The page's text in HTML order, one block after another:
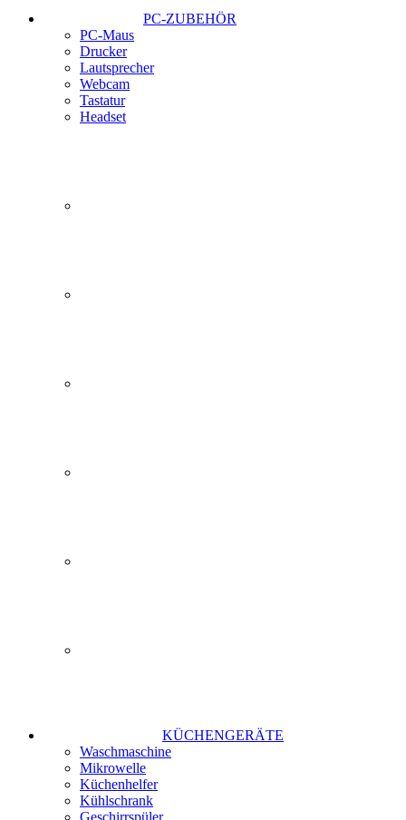
PC-ZUBEHÖR
PC-Maus
Drucker
Lautsprecher
Webcam
Tastatur
Headset
KÜCHENGERÄTE
Waschmaschine
Mikrowelle
Küchenhelfer
Kühlschrank